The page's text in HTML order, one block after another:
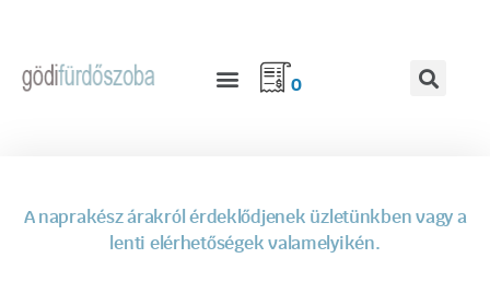
0
A naprakész árakról érdeklődjenek üzletünkben vagy a
lenti elérhetőségek valamelyikén.